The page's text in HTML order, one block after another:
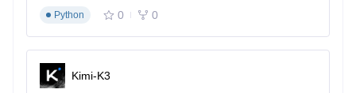
号，可选择为当前账号保存配置。
读者提问区： 问：低配置电脑如何设置画质以获得流畅体验？
答：建议关闭垂直同步和体积雾，降低阴影质量和特效等级，
Python
0 0
Kimi-K3